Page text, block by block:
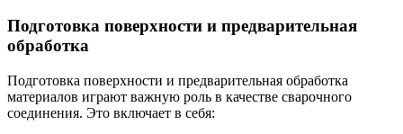
Подготовка поверхности и предварительная
обработка
Подготовка поверхности и предварительная обработка
материалов играют важную роль в качестве сварочного
соединения. Это включает в себя: